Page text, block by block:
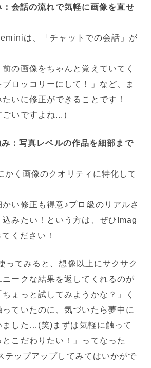
会話の流れで気軽に画像を直せ
は、「チャットでの会話」が
の画像をちゃんと覚えていてく
ロッコリーにして！」など、ま
いに修正ができることです！
ごいですよね...）
：写真レベルの作品を細部まで
かく画像のクオリティに特化して
い修正も得意♪プロ級のリアルさ
みたい！という方は、ぜひImag
ください！
ってみると、想像以上にサクサク
ークな結果を返してくれるのが
ょっと試してみようかな？」く
ていたのに、気づいたら夢中に
ました…(笑)まずは気軽に触って
こだわりたい！」ってなった
テップアップしてみてはいかがで